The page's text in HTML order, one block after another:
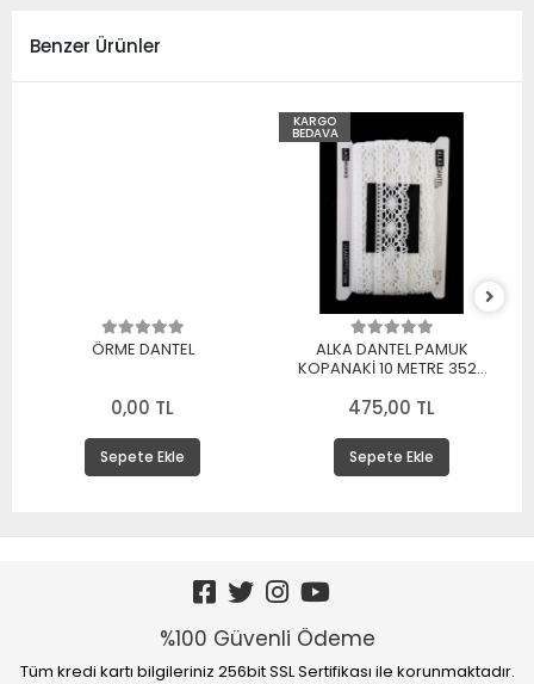
Benzer Ürünler
ÖRME DANTEL
0,00 TL
Sepete Ekle
KARGO
BEDAVA
ALKA DANTEL PAMUK
KOPANAKİ 10 METRE 3520
475,00 TL
Sepete Ekle
%100 Güvenli Ödeme
Tüm kredi kartı bilgileriniz 256bit SSL Sertifikası ile korunmaktadır.